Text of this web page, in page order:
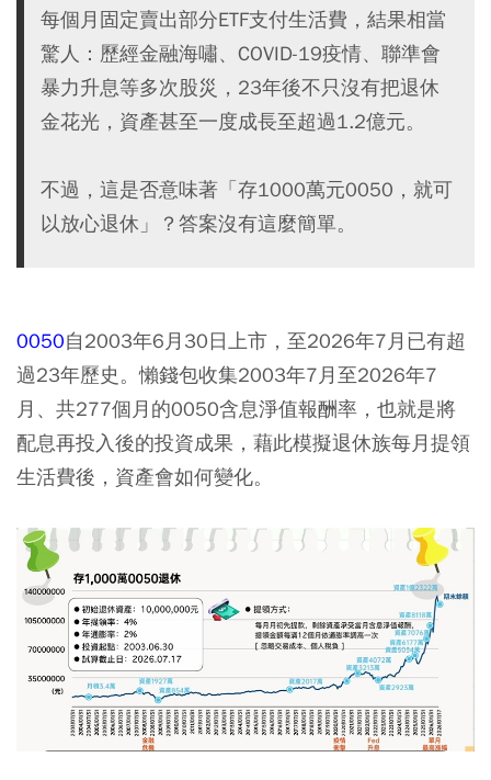
每個月固定賣出部分ETF支付生活費，結果相當
驚人：歷經金融海嘯、COVID-19疫情、聯準會
暴力升息等多次股災，23年後不只沒有把退休
金花光，資產甚至一度成長至超過1.2億元。
不過，這是否意味著「存1000萬元0050，就可
以放心退休」？答案沒有這麼簡單。
0050自2003年6月30日上市，至2026年7月已有超
過23年歷史。懶錢包收集2003年7月至2026年7
月、共277個月的0050含息淨值報酬率，也就是將
配息再投入後的投資成果，藉此模擬退休族每月提領
生活費後，資產會如何變化。